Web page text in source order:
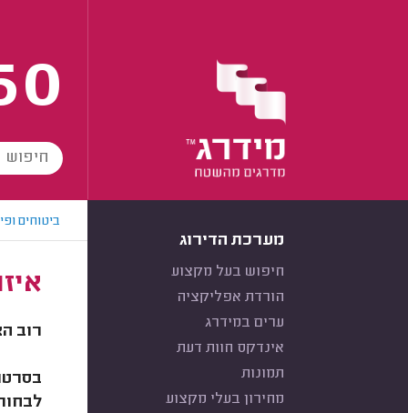
מערכת הדירוג
חיפוש בעל מקצוע
הורדת אפליקציה
ערים במידרג
אינדקס חוות דעת
תמונות
מחירון בעלי מקצוע
ביטוחים
רוב